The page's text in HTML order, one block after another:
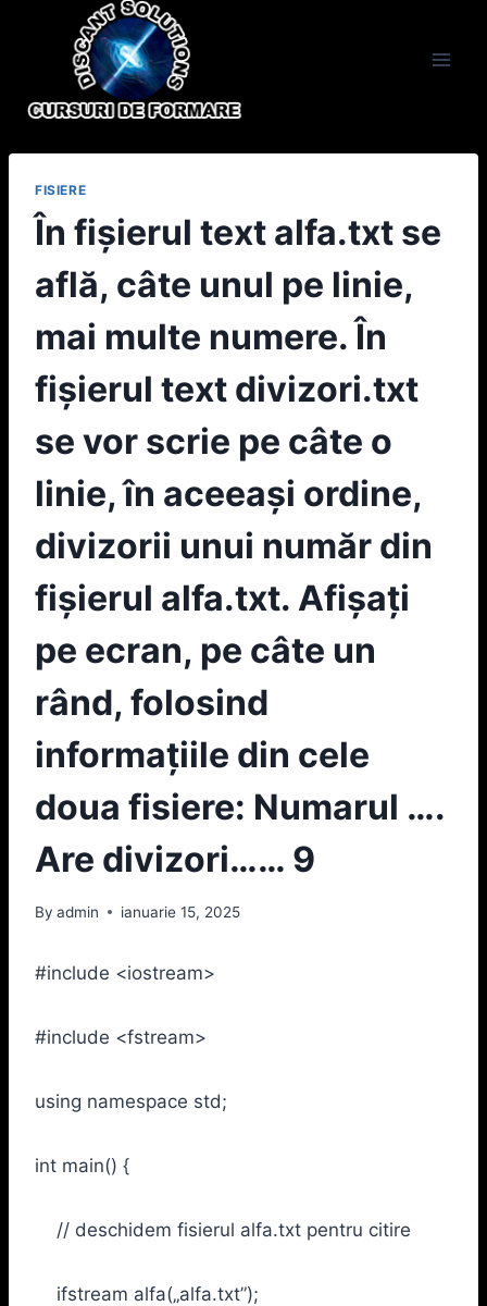
FISIERE
În fişierul text alfa.txt se
află, câte unul pe linie,
mai multe numere. În
fişierul text divizori.txt
se vor scrie pe câte o
linie, în aceeaşi ordine,
divizorii unui număr din
fişierul alfa.txt. Afişaţi
pe ecran, pe câte un
rând, folosind
informațiile din cele
doua fisiere: Numarul ….
Are divizori…… 9
By admin ianuarie 15, 2025
#include <iostream>
#include <fstream>
using namespace std;
int main() {
// deschidem fisierul alfa.txt pentru citire
ifstream alfa(„alfa.txt”);